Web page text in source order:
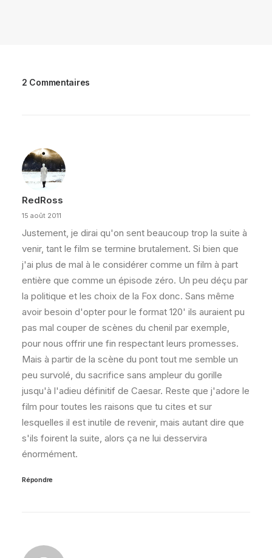
2 Commentaires
RedRoss
15 août 2011
Justement, je dirai qu'on sent beaucoup trop la suite à
venir, tant le film se termine brutalement. Si bien que
j'ai plus de mal à le considérer comme un film à part
entière que comme un épisode zéro. Un peu déçu par
la politique et les choix de la Fox donc. Sans même
avoir besoin d'opter pour le format 120' ils auraient pu
pas mal couper de scènes du chenil par exemple,
pour nous offrir une fin respectant leurs promesses.
Mais à partir de la scène du pont tout me semble un
peu survolé, du sacrifice sans ampleur du gorille
jusqu'à l'adieu définitif de Caesar. Reste que j'adore le
film pour toutes les raisons que tu cites et sur
lesquelles il est inutile de revenir, mais autant dire que
s'ils foirent la suite, alors ça ne lui desservira
énormément.
Répondre